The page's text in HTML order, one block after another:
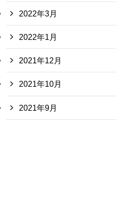
2022年3月
2022年1月
2021年12月
2021年10月
2021年9月